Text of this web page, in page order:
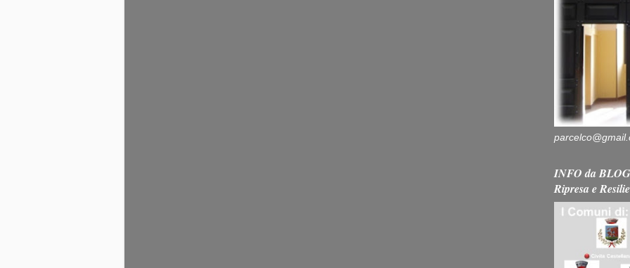
INFO da
Ripresa e